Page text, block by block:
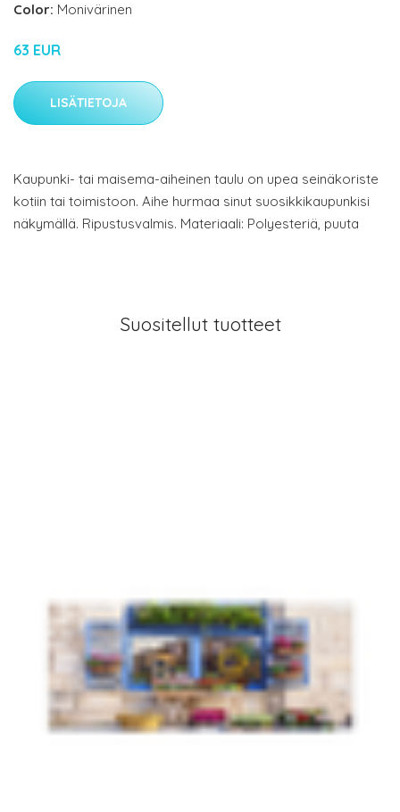
Color: Monivärinen
63 EUR
LISÄTIETOJA
Kaupunki- tai maisema-aiheinen taulu on upea seinäkoriste
kotiin tai toimistoon. Aihe hurmaa sinut suosikkikaupunkisi
näkymällä. Ripustusvalmis. Materiaali: Polyesteriä, puuta
Suositellut tuotteet